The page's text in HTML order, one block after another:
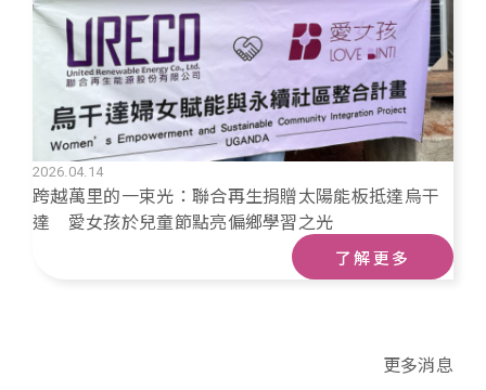
2026.04.14
跨越萬里的一束光：聯合再生捐贈太陽能板抵達烏干
達 愛女孩於兒童節點亮偏鄉學習之光
了解更多
更多消息